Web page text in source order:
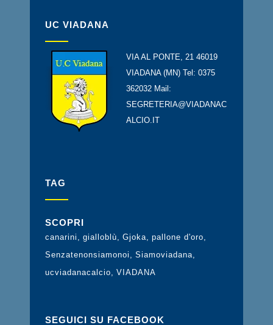
UC VIADANA
VIA AL PONTE, 21 46019
VIADANA (MN) Tel: 0375
362032 Mail:
SEGRETERIA@VIADANAC
ALCIO.IT
TAG
SCOPRI
canarini gialloblù Gjoka pallone d'oro
Senzatenonsiamonoi
Siamoviadana
ucviadanacalcio
VIADANA
SEGUICI SU FACEBOOK